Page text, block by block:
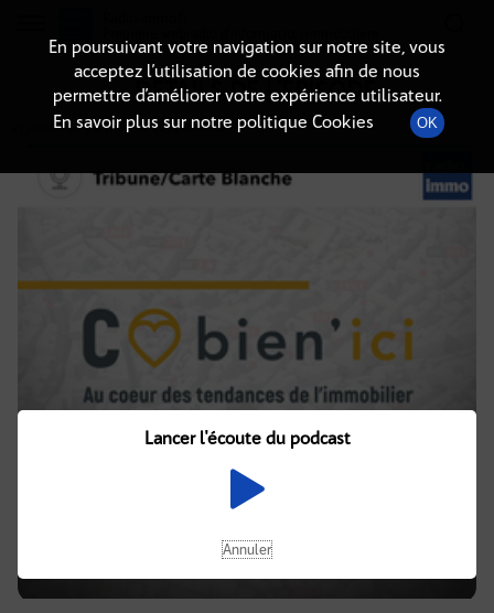
DÉTAILS DE L'ÉPISODE
23 janvier 2019à 7h00, durée : 2 minutes
En poursuivant votre navigation sur notre site, vous
acceptez l’utilisation de cookies afin de nous
permettre d’améliorer votre expérience utilisateur.
En savoir plus sur notre politique Cookies
OK
Lancer l'écoute du podcast
Annuler